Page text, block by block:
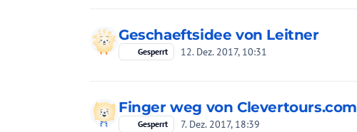
Geschaeftsidee von Leitner
Gesperrt 12. Dez. 2017, 10:31
Finger weg von Clevertours.com
Gesperrt 7. Dez. 2017, 18:39